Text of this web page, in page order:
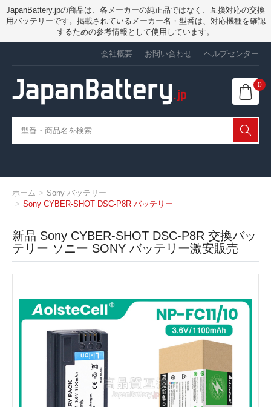
JapanBattery.jpの商品は、各メーカーの純正品ではなく、互換対応の交換
用バッテリーです。掲載されているメーカー名・型番は、対応機種を確認
するための参考情報として使用しています。
会社概要 お問い合わせ ヘルプセンター
0
ホーム
Sony バッテリー
Sony CYBER-SHOT DSC-P8R バッテリー
新品 Sony CYBER-SHOT DSC-P8R 交換バッ
テリー ソニー SONY バッテリー激安販売